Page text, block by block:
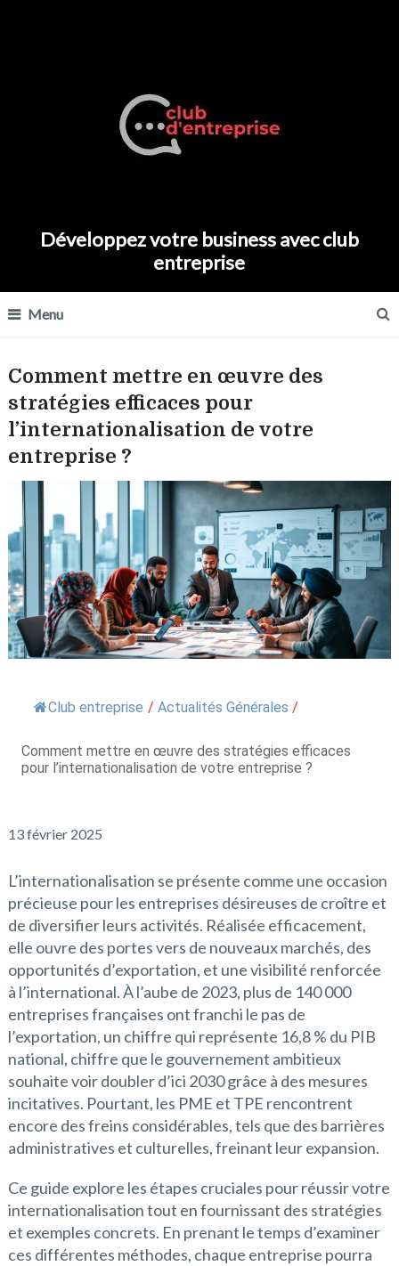
Développez votre business avec club
entreprise
Menu
Comment mettre en œuvre des
stratégies efficaces pour
l’internationalisation de votre
entreprise ?
Club entreprise / Actualités Générales /
Comment mettre en œuvre des stratégies efficaces
pour l’internationalisation de votre entreprise ?
13 février 2025
L’internationalisation se présente comme une occasion
précieuse pour les entreprises désireuses de croître et
de diversifier leurs activités. Réalisée efficacement,
elle ouvre des portes vers de nouveaux marchés, des
opportunités d’exportation, et une visibilité renforcée
à l’international. À l’aube de 2023, plus de 140 000
entreprises françaises ont franchi le pas de
l’exportation, un chiffre qui représente 16,8 % du PIB
national, chiffre que le gouvernement ambitieux
souhaite voir doubler d’ici 2030 grâce à des mesures
incitatives. Pourtant, les PME et TPE rencontrent
encore des freins considérables, tels que des barrières
administratives et culturelles, freinant leur expansion.
Ce guide explore les étapes cruciales pour réussir votre
internationalisation tout en fournissant des stratégies
et exemples concrets. En prenant le temps d’examiner
ces différentes méthodes, chaque entreprise pourra